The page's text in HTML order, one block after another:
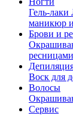
Гель-лаки
маникюр
Брови и
ресницами
Воск для
Волосы
Сервис